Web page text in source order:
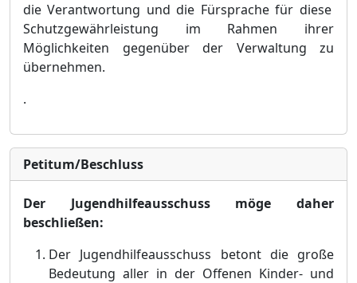
die Verantwortung und die Fürsprache für diese
Schutzgewährleistung im Rahmen ihrer
Möglichkeiten gegenüber der Verwaltung zu
übernehmen.
.
Petitum/Beschluss
Der Jugendhilfeausschuss möge daher
beschließen:
Der Jugendhilfeausschuss betont die große
Bedeutung aller in der Offenen Kinder- und